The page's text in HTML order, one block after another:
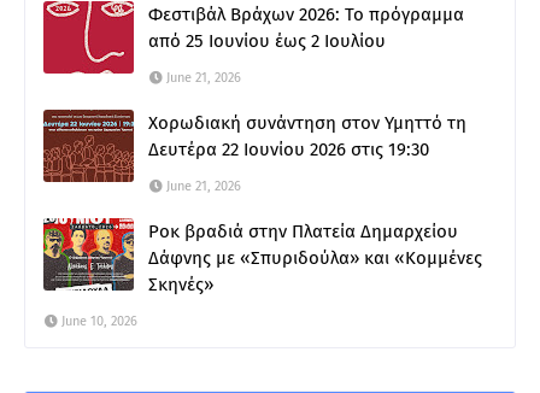
Φεστιβάλ Βράχων 2026: Το πρόγραμμα
από 25 Ιουνίου έως 2 Ιουλίου
June 21, 2026
Χορωδιακή συνάντηση στον Υμηττό τη
Δευτέρα 22 Ιουνίου 2026 στις 19:30
June 21, 2026
Ροκ βραδιά στην Πλατεία Δημαρχείου
Δάφνης με «Σπυριδούλα» και «Κομμένες
Σκηνές»
June 10, 2026